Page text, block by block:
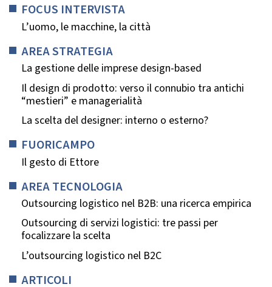
FOCUS INTERVISTA
L’uomo, le macchine, la città
AREA STRATEGIA
La gestione delle imprese design-based
Il design di prodotto: verso il connubio tra antichi
“mestieri” e managerialità
La scelta del designer: interno o esterno?
FUORICAMPO
Il gesto di Ettore
AREA TECNOLOGIA
Outsourcing logistico nel B2B: una ricerca empirica
Outsourcing di servizi logistici: tre passi per
focalizzare la scelta
L’outsourcing logistico nel B2C
ARTICOLI